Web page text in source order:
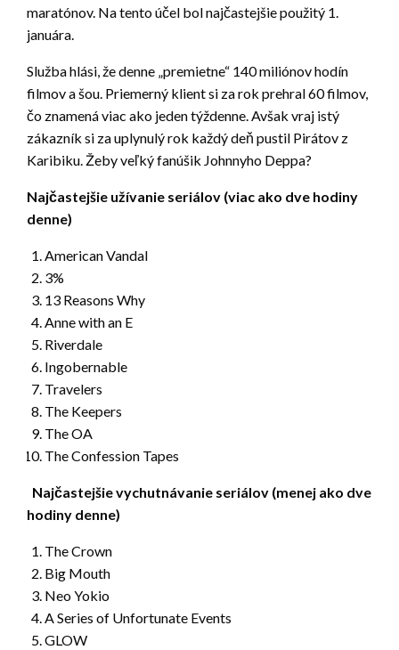
maratónov. Na tento účel bol najčastejšie použitý 1.
januára.
Služba hlási, že denne „premietne“ 140 miliónov hodín
filmov a šou. Priemerný klient si za rok prehral 60 filmov,
čo znamená viac ako jeden týždenne. Avšak vraj istý
zákazník si za uplynulý rok každý deň pustil Pirátov z
Karibiku. Žeby veľký fanúšik Johnnyho Deppa?
Najčastejšie užívanie seriálov (viac ako dve hodiny
denne)
American Vandal
3%
13 Reasons Why
Anne with an E
Riverdale
Ingobernable
Travelers
The Keepers
The OA
The Confession Tapes
Najčastejšie vychutnávanie seriálov (menej ako dve
hodiny denne)
The Crown
Big Mouth
Neo Yokio
A Series of Unfortunate Events
GLOW